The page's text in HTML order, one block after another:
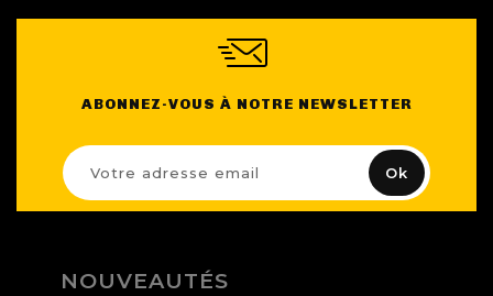
ABONNEZ-VOUS À NOTRE NEWSLETTER
NOUVEAUTÉS